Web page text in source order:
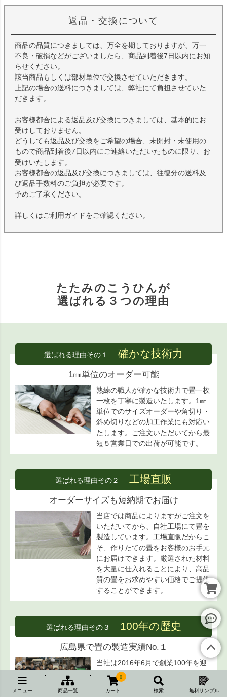
レビ
ュー
へ
ペー
ジト
ップ
メニュー 商品一覧
0
カート 検索 無料サンプル
返品・交換について
商品の品質につきましては、万全を期しておりますが、万一
不良・破損などがございましたら、商品到着後7日以内にお知
らせください。
該当商品もしくは部材単位で交換させていただきます。
上記の場合の送料につきましては、弊社にて負担させていた
だきます。
お客様都合による返品及び交換につきましては、基本的にお
受けしておりません。
どうしても返品及び交換をご希望の場合、未開封・未使用の
もので商品到着後7日以内にご連絡いただいたものに限り、お
受けいたします。
お客様都合の返品及び交換につきましては、往復分の送料及
び返品手数料のご負担が必要です。
予めご了承ください。
詳しくはご利用ガイドをご確認ください。
たたみのこうひんが
選ばれる３つの理由
選ばれる理由その１ 確かな技術力
1㎜単位のオーダー可能
熟練の職人が確かな技術力で畳一枚
一枚を丁寧に製造いたします。1㎜
単位でのサイズオーダーや角切り・
斜め切りなどの加工作業にも対応い
たします。ご注文いただいてから最
短５営業日での出荷が可能です。
選ばれる理由その２ 工場直販
オーダーサイズも短納期でお届け
当店では商品によりますがご注文を
いただいてから、自社工場にて畳を
製造しています。工場直販だからこ
そ、作りたての畳をお客様のお手元
にお届けできます。厳選された材料
を大量に仕入れることにより、高品
質の畳をお求めやすい価格でご提供
することができます。
選ばれる理由その３ 100年の歴史
広島県で畳の製造実績No.１
当社は2016年6月で創業100年を迎
えました。創業から毎日毎日、毎年
毎年、変わりつつある時代のニーズ
に応え一生懸命作り続けてまいりま